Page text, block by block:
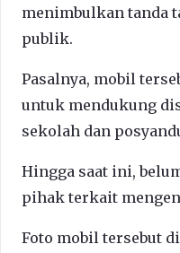
menimbulkan tanda
publik.
Pasalnya, mobil
untuk mendukung
sekolah dan
Hingga saat ini,
pihak terkait
Foto mobil tersebut